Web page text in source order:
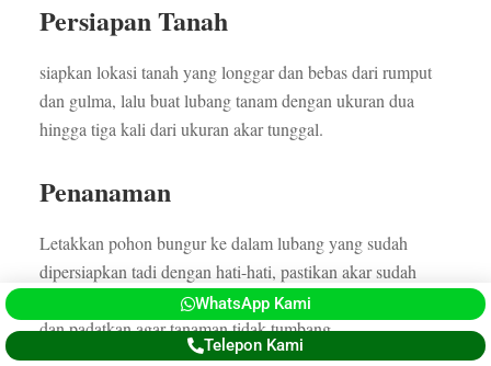
Persiapan Tanah
siapkan lokasi tanah yang longgar dan bebas dari rumput
dan gulma, lalu buat lubang tanam dengan ukuran dua
hingga tiga kali dari ukuran akar tunggal.
Penanaman
Letakkan pohon bungur ke dalam lubang yang sudah
dipersiapkan tadi dengan hati-hati, pastikan akar sudah
masuk kedalam lubang semua. Tutup lubang dengan tanah
dan padatkan agar tanaman tidak tumbang.
WhatsApp Kami
Telepon Kami